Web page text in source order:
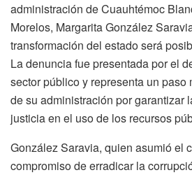
administración de Cuauhtémoc
Morelos, Margarita González
transformación del estado será
La denuncia fue presentada por el
sector público y representa un paso
de su administración por garantizar
justicia en el uso de los recursos
González Saravia, quien asumió el
compromiso de erradicar la